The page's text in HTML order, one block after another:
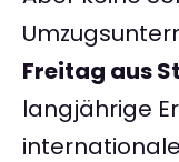
Freitag aus
langjährige